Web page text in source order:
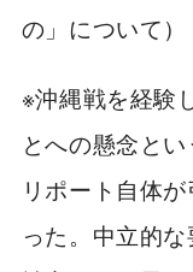
の」について）
※沖縄戦を経験
とへの懸念と
リポート自体
った。中立的